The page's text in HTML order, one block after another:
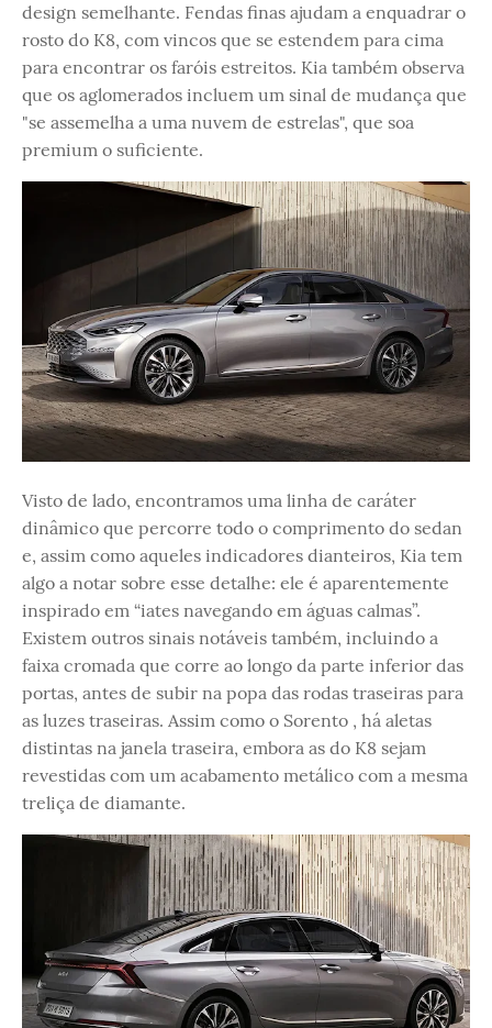
design semelhante. Fendas finas ajudam a enquadrar o
rosto do K8, com vincos que se estendem para cima
para encontrar os faróis estreitos. Kia também observa
que os aglomerados incluem um sinal de mudança que
"se assemelha a uma nuvem de estrelas", que soa
premium o suficiente.
Visto de lado, encontramos uma linha de caráter
dinâmico que percorre todo o comprimento do sedan
e, assim como aqueles indicadores dianteiros, Kia tem
algo a notar sobre esse detalhe: ele é aparentemente
inspirado em “iates navegando em águas calmas”.
Existem outros sinais notáveis ​​também, incluindo a
faixa cromada que corre ao longo da parte inferior das
portas, antes de subir na popa das rodas traseiras para
as luzes traseiras. Assim como o Sorento , há aletas
distintas na janela traseira, embora as do K8 sejam
revestidas com um acabamento metálico com a mesma
treliça de diamante.